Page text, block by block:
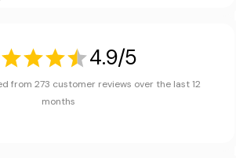
4.9/5
from 273 customer reviews over the last 12
months